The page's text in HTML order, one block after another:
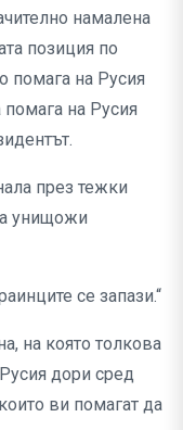
намалена
позиция по
помага на Русия
на Русия
през тежки
унищожи
се запази.“
на която толкова
дори сред
ви помагат да